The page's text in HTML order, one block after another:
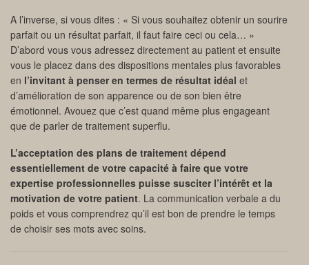
A l’inverse, si vous dites : « Si vous souhaitez obtenir un sourire
parfait ou un résultat parfait, il faut faire ceci ou cela… »
D’abord vous vous adressez directement au patient et ensuite
vous le placez dans des dispositions mentales plus favorables
en l’invitant à penser en termes de résultat idéal et
d’amélioration de son apparence ou de son bien être
émotionnel. Avouez que c’est quand même plus engageant
que de parler de traitement superflu.
L’acceptation des plans de traitement dépend
essentiellement de votre capacité à faire que votre
expertise professionnelles puisse susciter l’intérêt et la
motivation de votre patient. La communication verbale a du
poids et vous comprendrez qu’il est bon de prendre le temps
de choisir ses mots avec soins.